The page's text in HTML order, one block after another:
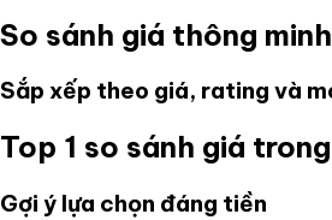
So sánh giá thông
Sắp xếp theo giá, rating và
Top 1 so sánh giá
Gợi ý lựa chọn đáng tiền